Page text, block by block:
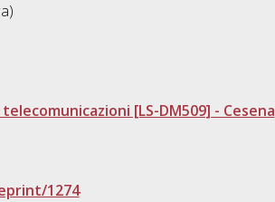
[LS-DM509] - Cesena
1274